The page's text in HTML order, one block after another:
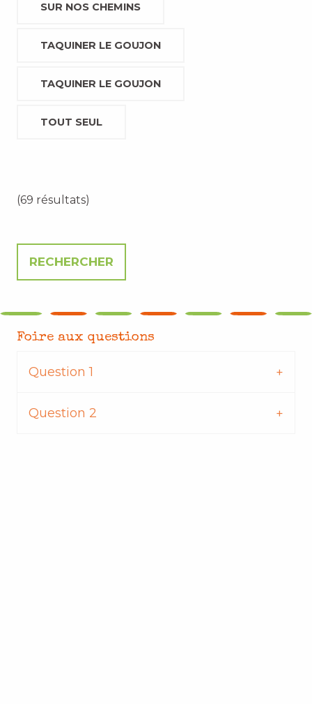
SUR NOS CHEMINS
TAQUINER LE GOUJON
TAQUINER LE GOUJON
TOUT SEUL
(69 résultats)
Foire aux questions
Question 1
Question 2